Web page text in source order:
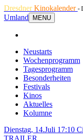
DresdnerKinokalender -
Umland
MENU
Neustarts
Wochenprogramm
Tagesprogramm
Besonderheiten
Festivals
Kinos
Aktuelles
Kolumne
Dienstag, 14.Juli 17:10
TRAILER